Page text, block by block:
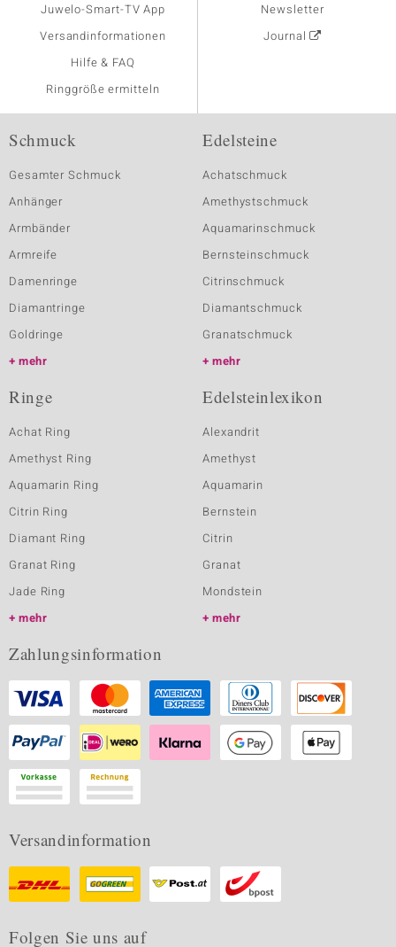
Juwelo-Smart-TV App
Versandinformationen
Hilfe & FAQ
Ringgröße ermitteln
Newsletter
Journal
Schmuck
Gesamter Schmuck
Anhänger
Armbänder
Armreife
Damenringe
Diamantringe
Goldringe
mehr
Edelsteine
Achatschmuck
Amethystschmuck
Aquamarinschmuck
Bernsteinschmuck
Citrinschmuck
Diamantschmuck
Granatschmuck
mehr
Ringe
Achat Ring
Amethyst Ring
Aquamarin Ring
Citrin Ring
Diamant Ring
Granat Ring
Jade Ring
mehr
Edelsteinlexikon
Alexandrit
Amethyst
Aquamarin
Bernstein
Citrin
Granat
Mondstein
mehr
Zahlungsinformation
Versandinformation
Folgen Sie uns auf